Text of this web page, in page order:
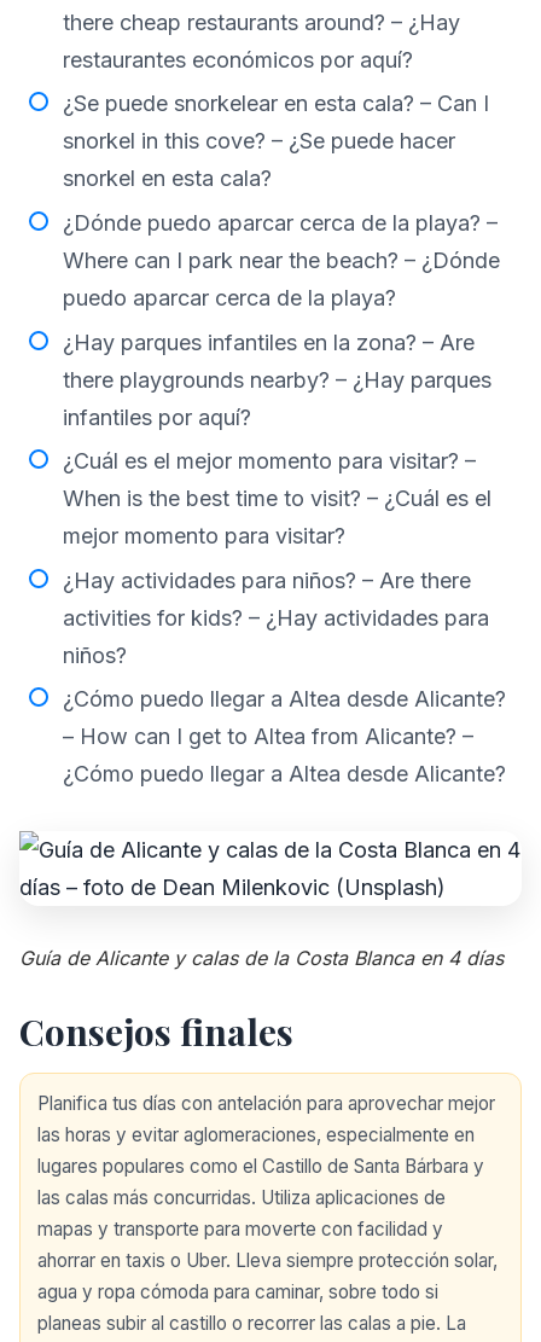
there cheap restaurants around? – ¿Hay
restaurantes económicos por aquí?
¿Se puede snorkelear en esta cala? – Can I
snorkel in this cove? – ¿Se puede hacer
snorkel en esta cala?
¿Dónde puedo aparcar cerca de la playa? –
Where can I park near the beach? – ¿Dónde
puedo aparcar cerca de la playa?
¿Hay parques infantiles en la zona? – Are
there playgrounds nearby? – ¿Hay parques
infantiles por aquí?
¿Cuál es el mejor momento para visitar? –
When is the best time to visit? – ¿Cuál es el
mejor momento para visitar?
¿Hay actividades para niños? – Are there
activities for kids? – ¿Hay actividades para
niños?
¿Cómo puedo llegar a Altea desde Alicante?
– How can I get to Altea from Alicante? –
¿Cómo puedo llegar a Altea desde Alicante?
Guía de Alicante y calas de la Costa Blanca en 4 días
Consejos finales
Planifica tus días con antelación para aprovechar mejor
las horas y evitar aglomeraciones, especialmente en
lugares populares como el Castillo de Santa Bárbara y
las calas más concurridas. Utiliza aplicaciones de
mapas y transporte para moverte con facilidad y
ahorrar en taxis o Uber. Lleva siempre protección solar,
agua y ropa cómoda para caminar, sobre todo si
planeas subir al castillo o recorrer las calas a pie. La